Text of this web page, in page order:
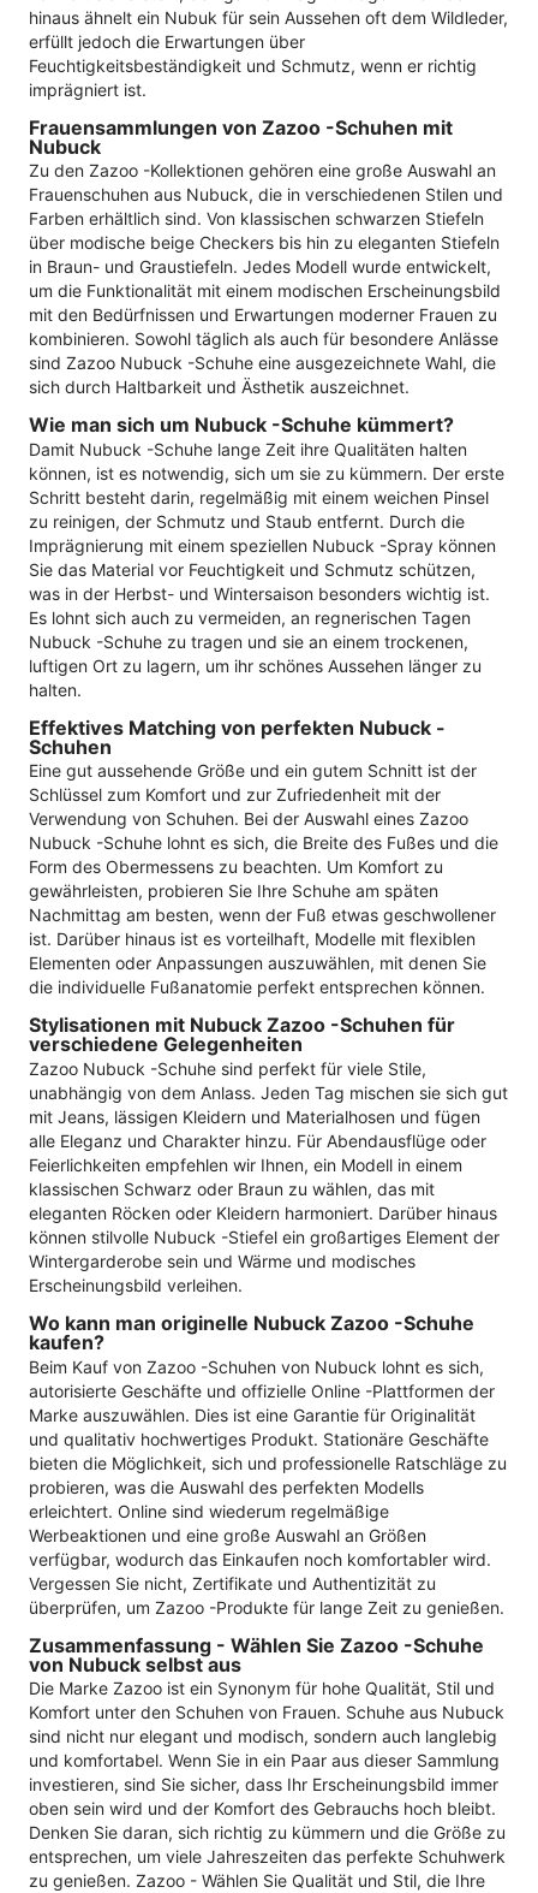
hinaus ähnelt ein Nubuk für sein Aussehen oft dem Wildleder,
erfüllt jedoch die Erwartungen über
Feuchtigkeitsbeständigkeit und Schmutz, wenn er richtig
imprägniert ist.
Frauensammlungen von Zazoo -Schuhen mit
Nubuck
Zu den Zazoo -Kollektionen gehören eine große Auswahl an
Frauenschuhen aus Nubuck, die in verschiedenen Stilen und
Farben erhältlich sind. Von klassischen schwarzen Stiefeln
über modische beige Checkers bis hin zu eleganten Stiefeln
in Braun- und Graustiefeln. Jedes Modell wurde entwickelt,
um die Funktionalität mit einem modischen Erscheinungsbild
mit den Bedürfnissen und Erwartungen moderner Frauen zu
kombinieren. Sowohl täglich als auch für besondere Anlässe
sind Zazoo Nubuck -Schuhe eine ausgezeichnete Wahl, die
sich durch Haltbarkeit und Ästhetik auszeichnet.
Wie man sich um Nubuck -Schuhe kümmert?
Damit Nubuck -Schuhe lange Zeit ihre Qualitäten halten
können, ist es notwendig, sich um sie zu kümmern. Der erste
Schritt besteht darin, regelmäßig mit einem weichen Pinsel
zu reinigen, der Schmutz und Staub entfernt. Durch die
Imprägnierung mit einem speziellen Nubuck -Spray können
Sie das Material vor Feuchtigkeit und Schmutz schützen,
was in der Herbst- und Wintersaison besonders wichtig ist.
Es lohnt sich auch zu vermeiden, an regnerischen Tagen
Nubuck -Schuhe zu tragen und sie an einem trockenen,
luftigen Ort zu lagern, um ihr schönes Aussehen länger zu
halten.
Effektives Matching von perfekten Nubuck -
Schuhen
Eine gut aussehende Größe und ein gutem Schnitt ist der
Schlüssel zum Komfort und zur Zufriedenheit mit der
Verwendung von Schuhen. Bei der Auswahl eines Zazoo
Nubuck -Schuhe lohnt es sich, die Breite des Fußes und die
Form des Obermessens zu beachten. Um Komfort zu
gewährleisten, probieren Sie Ihre Schuhe am späten
Nachmittag am besten, wenn der Fuß etwas geschwollener
ist. Darüber hinaus ist es vorteilhaft, Modelle mit flexiblen
Elementen oder Anpassungen auszuwählen, mit denen Sie
die individuelle Fußanatomie perfekt entsprechen können.
Stylisationen mit Nubuck Zazoo -Schuhen für
verschiedene Gelegenheiten
Zazoo Nubuck -Schuhe sind perfekt für viele Stile,
unabhängig von dem Anlass. Jeden Tag mischen sie sich gut
mit Jeans, lässigen Kleidern und Materialhosen und fügen
alle Eleganz und Charakter hinzu. Für Abendausflüge oder
Feierlichkeiten empfehlen wir Ihnen, ein Modell in einem
klassischen Schwarz oder Braun zu wählen, das mit
eleganten Röcken oder Kleidern harmoniert. Darüber hinaus
können stilvolle Nubuck -Stiefel ein großartiges Element der
Wintergarderobe sein und Wärme und modisches
Erscheinungsbild verleihen.
Wo kann man originelle Nubuck Zazoo -Schuhe
kaufen?
Beim Kauf von Zazoo -Schuhen von Nubuck lohnt es sich,
autorisierte Geschäfte und offizielle Online -Plattformen der
Marke auszuwählen. Dies ist eine Garantie für Originalität
und qualitativ hochwertiges Produkt. Stationäre Geschäfte
bieten die Möglichkeit, sich und professionelle Ratschläge zu
probieren, was die Auswahl des perfekten Modells
erleichtert. Online sind wiederum regelmäßige
Werbeaktionen und eine große Auswahl an Größen
verfügbar, wodurch das Einkaufen noch komfortabler wird.
Vergessen Sie nicht, Zertifikate und Authentizität zu
überprüfen, um Zazoo -Produkte für lange Zeit zu genießen.
Zusammenfassung - Wählen Sie Zazoo -Schuhe
von Nubuck selbst aus
Die Marke Zazoo ist ein Synonym für hohe Qualität, Stil und
Komfort unter den Schuhen von Frauen. Schuhe aus Nubuck
sind nicht nur elegant und modisch, sondern auch langlebig
und komfortabel. Wenn Sie in ein Paar aus dieser Sammlung
investieren, sind Sie sicher, dass Ihr Erscheinungsbild immer
oben sein wird und der Komfort des Gebrauchs hoch bleibt.
Denken Sie daran, sich richtig zu kümmern und die Größe zu
entsprechen, um viele Jahreszeiten das perfekte Schuhwerk
zu genießen. Zazoo - Wählen Sie Qualität und Stil, die Ihre